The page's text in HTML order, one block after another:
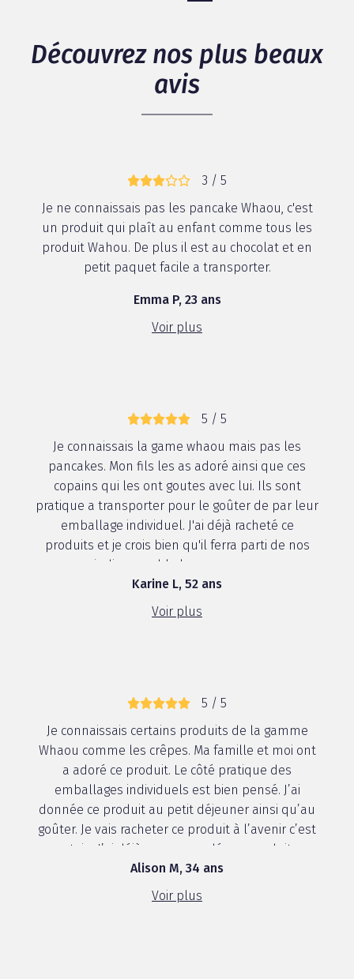
Découvrez nos plus beaux
avis
3 / 5
Je ne connaissais pas les pancake Whaou, c'est
un produit qui plaît au enfant comme tous les
produit Wahou. De plus il est au chocolat et en
petit paquet facile a transporter.
Emma P, 23 ans
Voir plus
5 / 5
Je connaissais la game whaou mais pas les
pancakes. Mon fils les as adoré ainsi que ces
copains qui les ont goutes avec lui. Ils sont
pratique a transporter pour le goûter de par leur
emballage individuel. J'ai déjà racheté ce
produits et je crois bien qu'il ferra parti de nos
indispensable lors courses ...
Karine L, 52 ans
Voir plus
5 / 5
Je connaissais certains produits de la gamme
Whaou comme les crêpes. Ma famille et moi ont
a adoré ce produit. Le côté pratique des
emballages individuels est bien pensé. J’ai
donnée ce produit au petit déjeuner ainsi qu’au
goûter. Je vais racheter ce produit à l’avenir c’est
certain. J’ai déjà recommandée ce produit ...
Alison M, 34 ans
Voir plus